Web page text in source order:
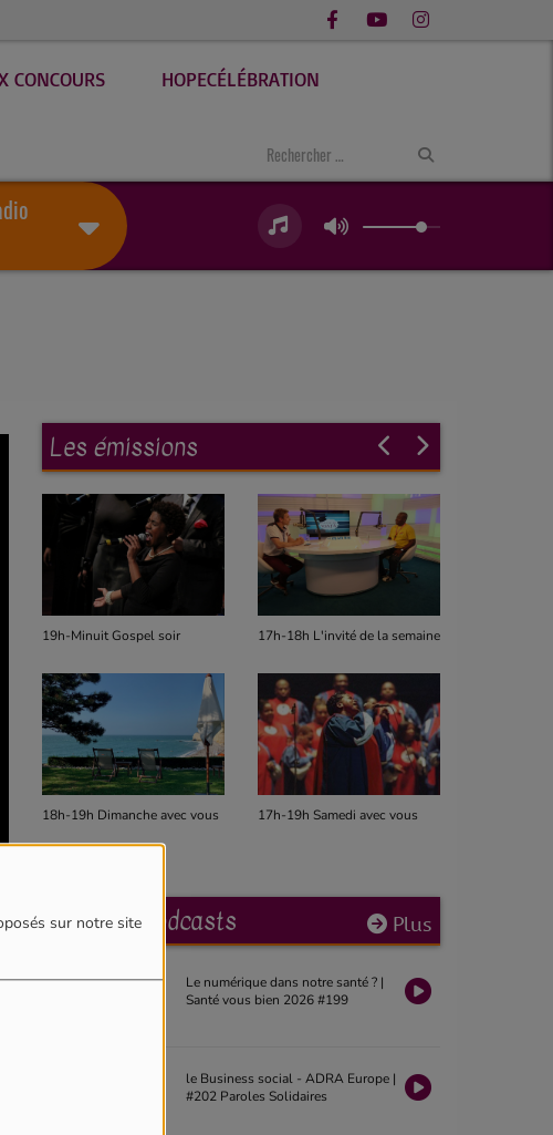
sur notre site
CONCOURS HOPECÉLÉBRATION
Les émissions
19h-Minuit Gospel soir
18h-19h Dimanche avec vous
17h-18h L'invité de la semaine
17h-19h Samedi avec vous
Plus
Derniers podcasts
Le numérique dans notre santé ? |
Santé vous bien 2026 #199
le Business social - ADRA Europe |
#202 Paroles Solidaires